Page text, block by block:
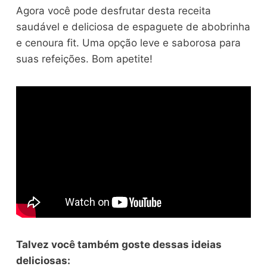
Agora você pode desfrutar desta receita
saudável e deliciosa de espaguete de abobrinha
e cenoura fit. Uma opção leve e saborosa para
suas refeições. Bom apetite!
Talvez você também goste dessas ideias
deliciosas: